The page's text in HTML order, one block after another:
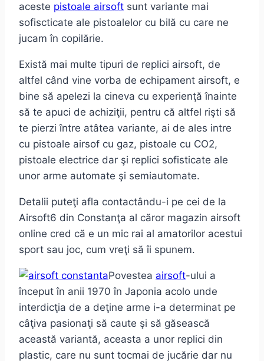
aceste pistoale airsoft sunt variante mai
sofiscticate ale pistoalelor cu bilă cu care ne
jucam în copilărie.
Există mai multe tipuri de replici airsoft, de
altfel când vine vorba de echipament airsoft, e
bine să apelezi la cineva cu experienţă înainte
să te apuci de achiziţii, pentru că altfel rişti să
te pierzi între atâtea variante, ai de ales intre
cu pistoale airsof cu gaz, pistoale cu CO2,
pistoale electrice dar şi replici sofisticate ale
unor arme automate şi semiautomate.
Detalii puteţi afla contactându-i pe cei de la
Airsoft6 din Constanţa al căror magazin airsoft
online cred că e un mic rai al amatorilor acestui
sport sau joc, cum vreţi să îi spunem.
Povestea airsoft-ului a
început în anii 1970 în Japonia acolo unde
interdicţia de a deţine arme i-a determinat pe
câţiva pasionaţi să caute şi să găsească
această variantă, aceasta a unor replici din
plastic, care nu sunt tocmai de jucărie dar nu